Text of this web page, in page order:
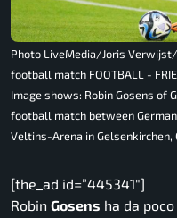
Photo LiveMedia/Joris Verwijst/
football match FOOTBALL -
Image shows: Robin Gosens of
football match between
Veltins-Arena in
[the_ad id=”445341″]
Robin Gosens ha da